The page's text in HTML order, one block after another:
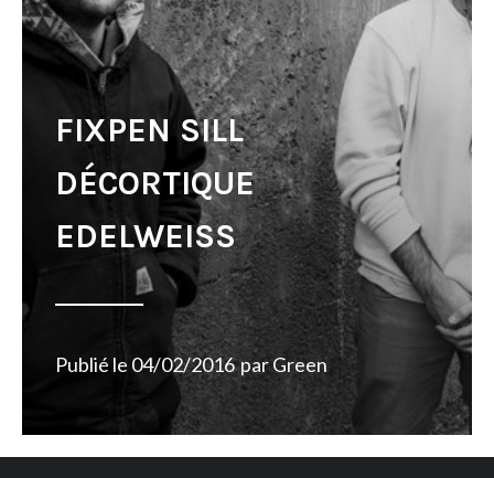
FIXPEN SILL
DÉCORTIQUE
EDELWEISS
Publié le 04/02/2016 parGreen